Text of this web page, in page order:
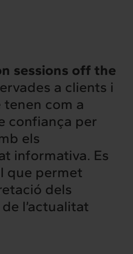
nostres serveis
sessions off the
a clients i
tenen com a
confiança per
els
informativa. Es
que permet
dels
l’actualitat